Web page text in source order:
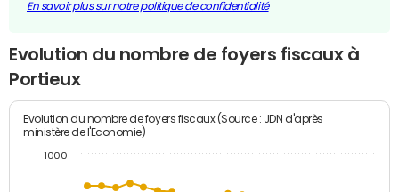
En savoir plus sur notre politique de confidentialité
Evolution du nombre de foyers fiscaux à
Portieux
Evolution du nombre de foyers fiscaux (Source : JDN d'après
ministère de l'Economie)
1000